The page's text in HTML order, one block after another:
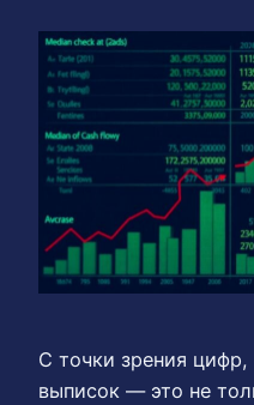
С точки зрения
выписок — это не